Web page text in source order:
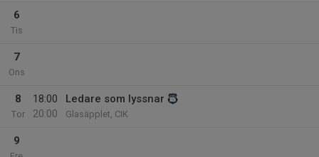
6
Tis
7
Ons
8
Tor
18:00
20:00
Ledare som lyssnar
Glasäpplet, CIK
9